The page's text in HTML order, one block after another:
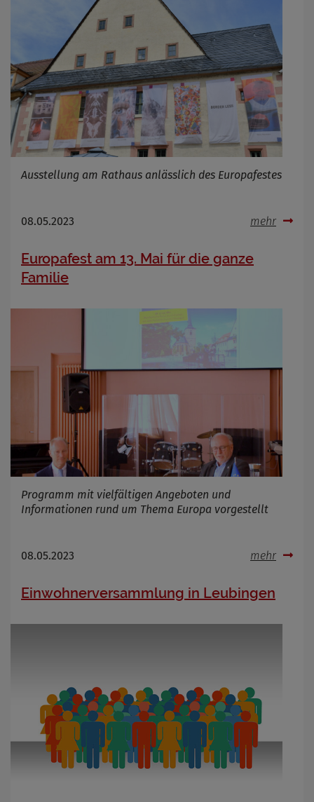
Ausstellung am Rathaus anlässlich des Europafestes
08.05.2023 mehr
Europafest am 13. Mai für die ganze
Familie
Programm mit vielfältigen Angeboten und
Informationen rund um Thema Europa vorgestellt
08.05.2023 mehr
Einwohnerversammlung in Leubingen